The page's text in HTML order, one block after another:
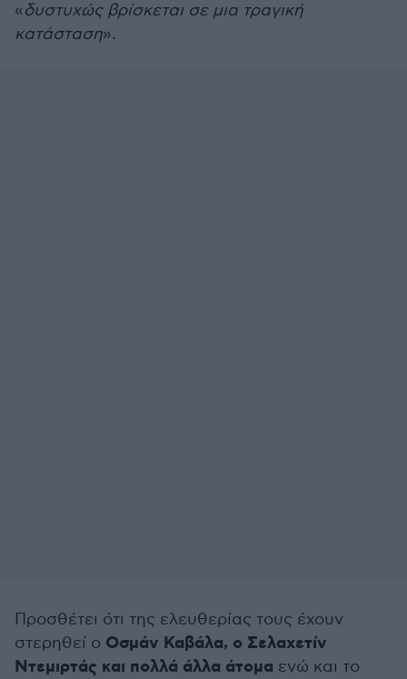
«δυστυχώς βρίσκεται σε μια τραγική
κατάσταση».
Προσθέτει ότι της ελευθερίας τους έχουν
στερηθεί ο Οσμάν Καβάλα, ο Σελαχετίν
Ντεμιρτάς και πολλά άλλα άτομα ενώ και το